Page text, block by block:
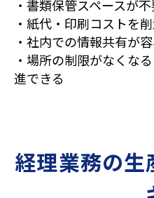
・書類保管スペースが
・紙代・印刷コストを
・社内での情報共有が
・場所の制限がなくな
進できる
経理業務の生